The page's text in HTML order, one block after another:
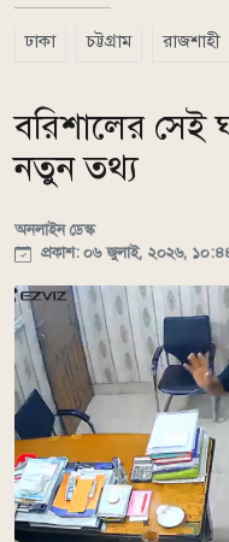
ঢাকা চট্টগ্রাম রাজশাহী
বরিশালের সেই
নতুন তথ্য
অনলাইন ডেস্ক
প্রকাশ: ০৬ জুলাই, ২০২৬,